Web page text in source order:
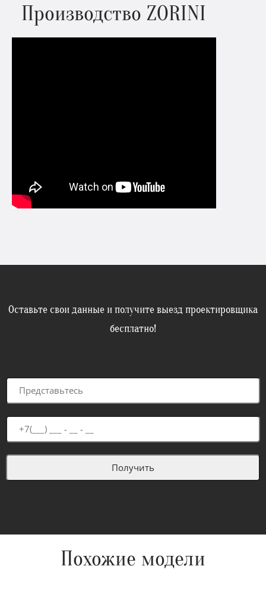
Производство ZORINI
Оставьте свои данные и получите выезд проектировщика
бесплатно!
Похожие модели